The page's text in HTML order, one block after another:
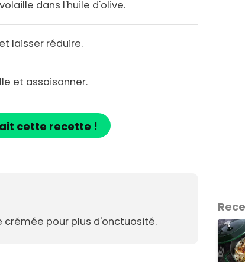
dans l'huile d'olive.
laisser réduire.
et assaisonner.
cette recette !
crémée pour plus d'onctuosité.